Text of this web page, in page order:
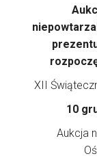
XII
10
Aukcja